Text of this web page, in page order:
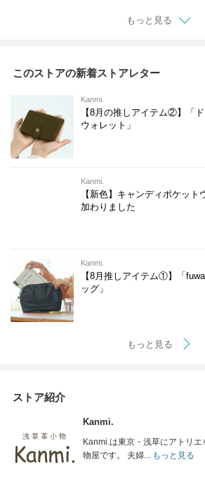
もっと見る
このストアの新着ストアレター
Kanmi.
【8月の推しアイテム②】「
ウォレット」
Kanmi.
【新色】キャンディポケッ
加わりました
Kanmi.
【8月推しアイテム①】「
ッグ」
もっと見る
ストア紹介
Kanmi.
Kanmi.は東京・浅草にアトリ
物屋です。 夫婦...もっと見る